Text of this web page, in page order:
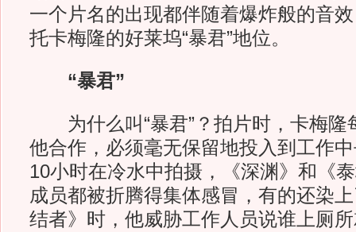
一个片名的出现都伴随着爆炸般的音
托卡梅隆的好莱坞“暴君”地位。
“暴君”
为什么叫“暴君”？拍片时，卡梅隆
他合作，必须毫无保留地投入到工作
10小时在冷水中拍摄，《深渊》和《
成员都被折腾得集体感冒，有的还染
结者》时，他威胁工作人员说谁上厕